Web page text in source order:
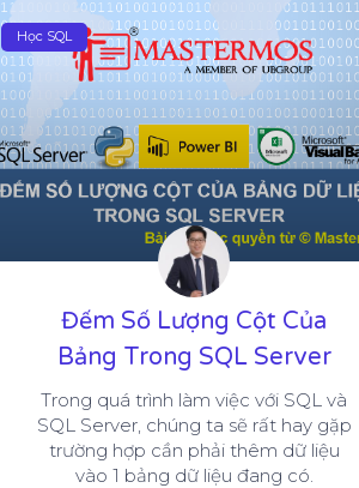
Học SQL
Đếm Số Lượng Cột Của
Bảng Trong SQL Server
Trong quá trình làm việc với SQL và
SQL Server, chúng ta sẽ rất hay gặp
trường hợp cần phải thêm dữ liệu
vào 1 bảng dữ liệu đang có.